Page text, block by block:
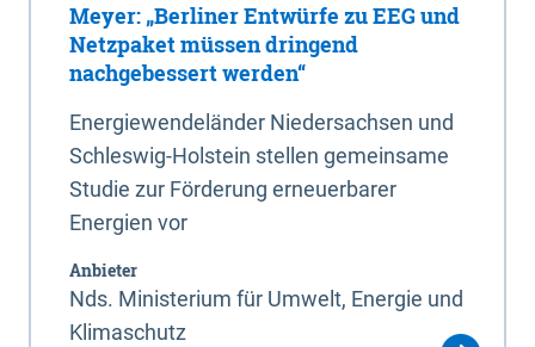
Meyer: „Berliner Entwürfe zu EEG und
Netzpaket müssen dringend
nachgebessert werden“
Energiewendeländer Niedersachsen und
Schleswig-Holstein stellen gemeinsame
Studie zur Förderung erneuerbarer
Energien vor
Anbieter
Nds. Ministerium für Umwelt, Energie und
Klimaschutz